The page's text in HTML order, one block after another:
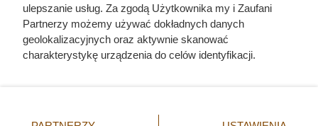
Ostatnie godziny komendanta
Auschwitz. Odtajnione zdjęcia
pokazują, co działo się przed
ulepszanie usług. Za zgodą Użytkownika my i Zaufani
Partnerzy możemy używać dokładnych danych
geolokalizacyjnych oraz aktywnie skanować
charakterystykę urządzenia do celów identyfikacji.
zmienić/wycofać klikając przycisk ustawień prywatności